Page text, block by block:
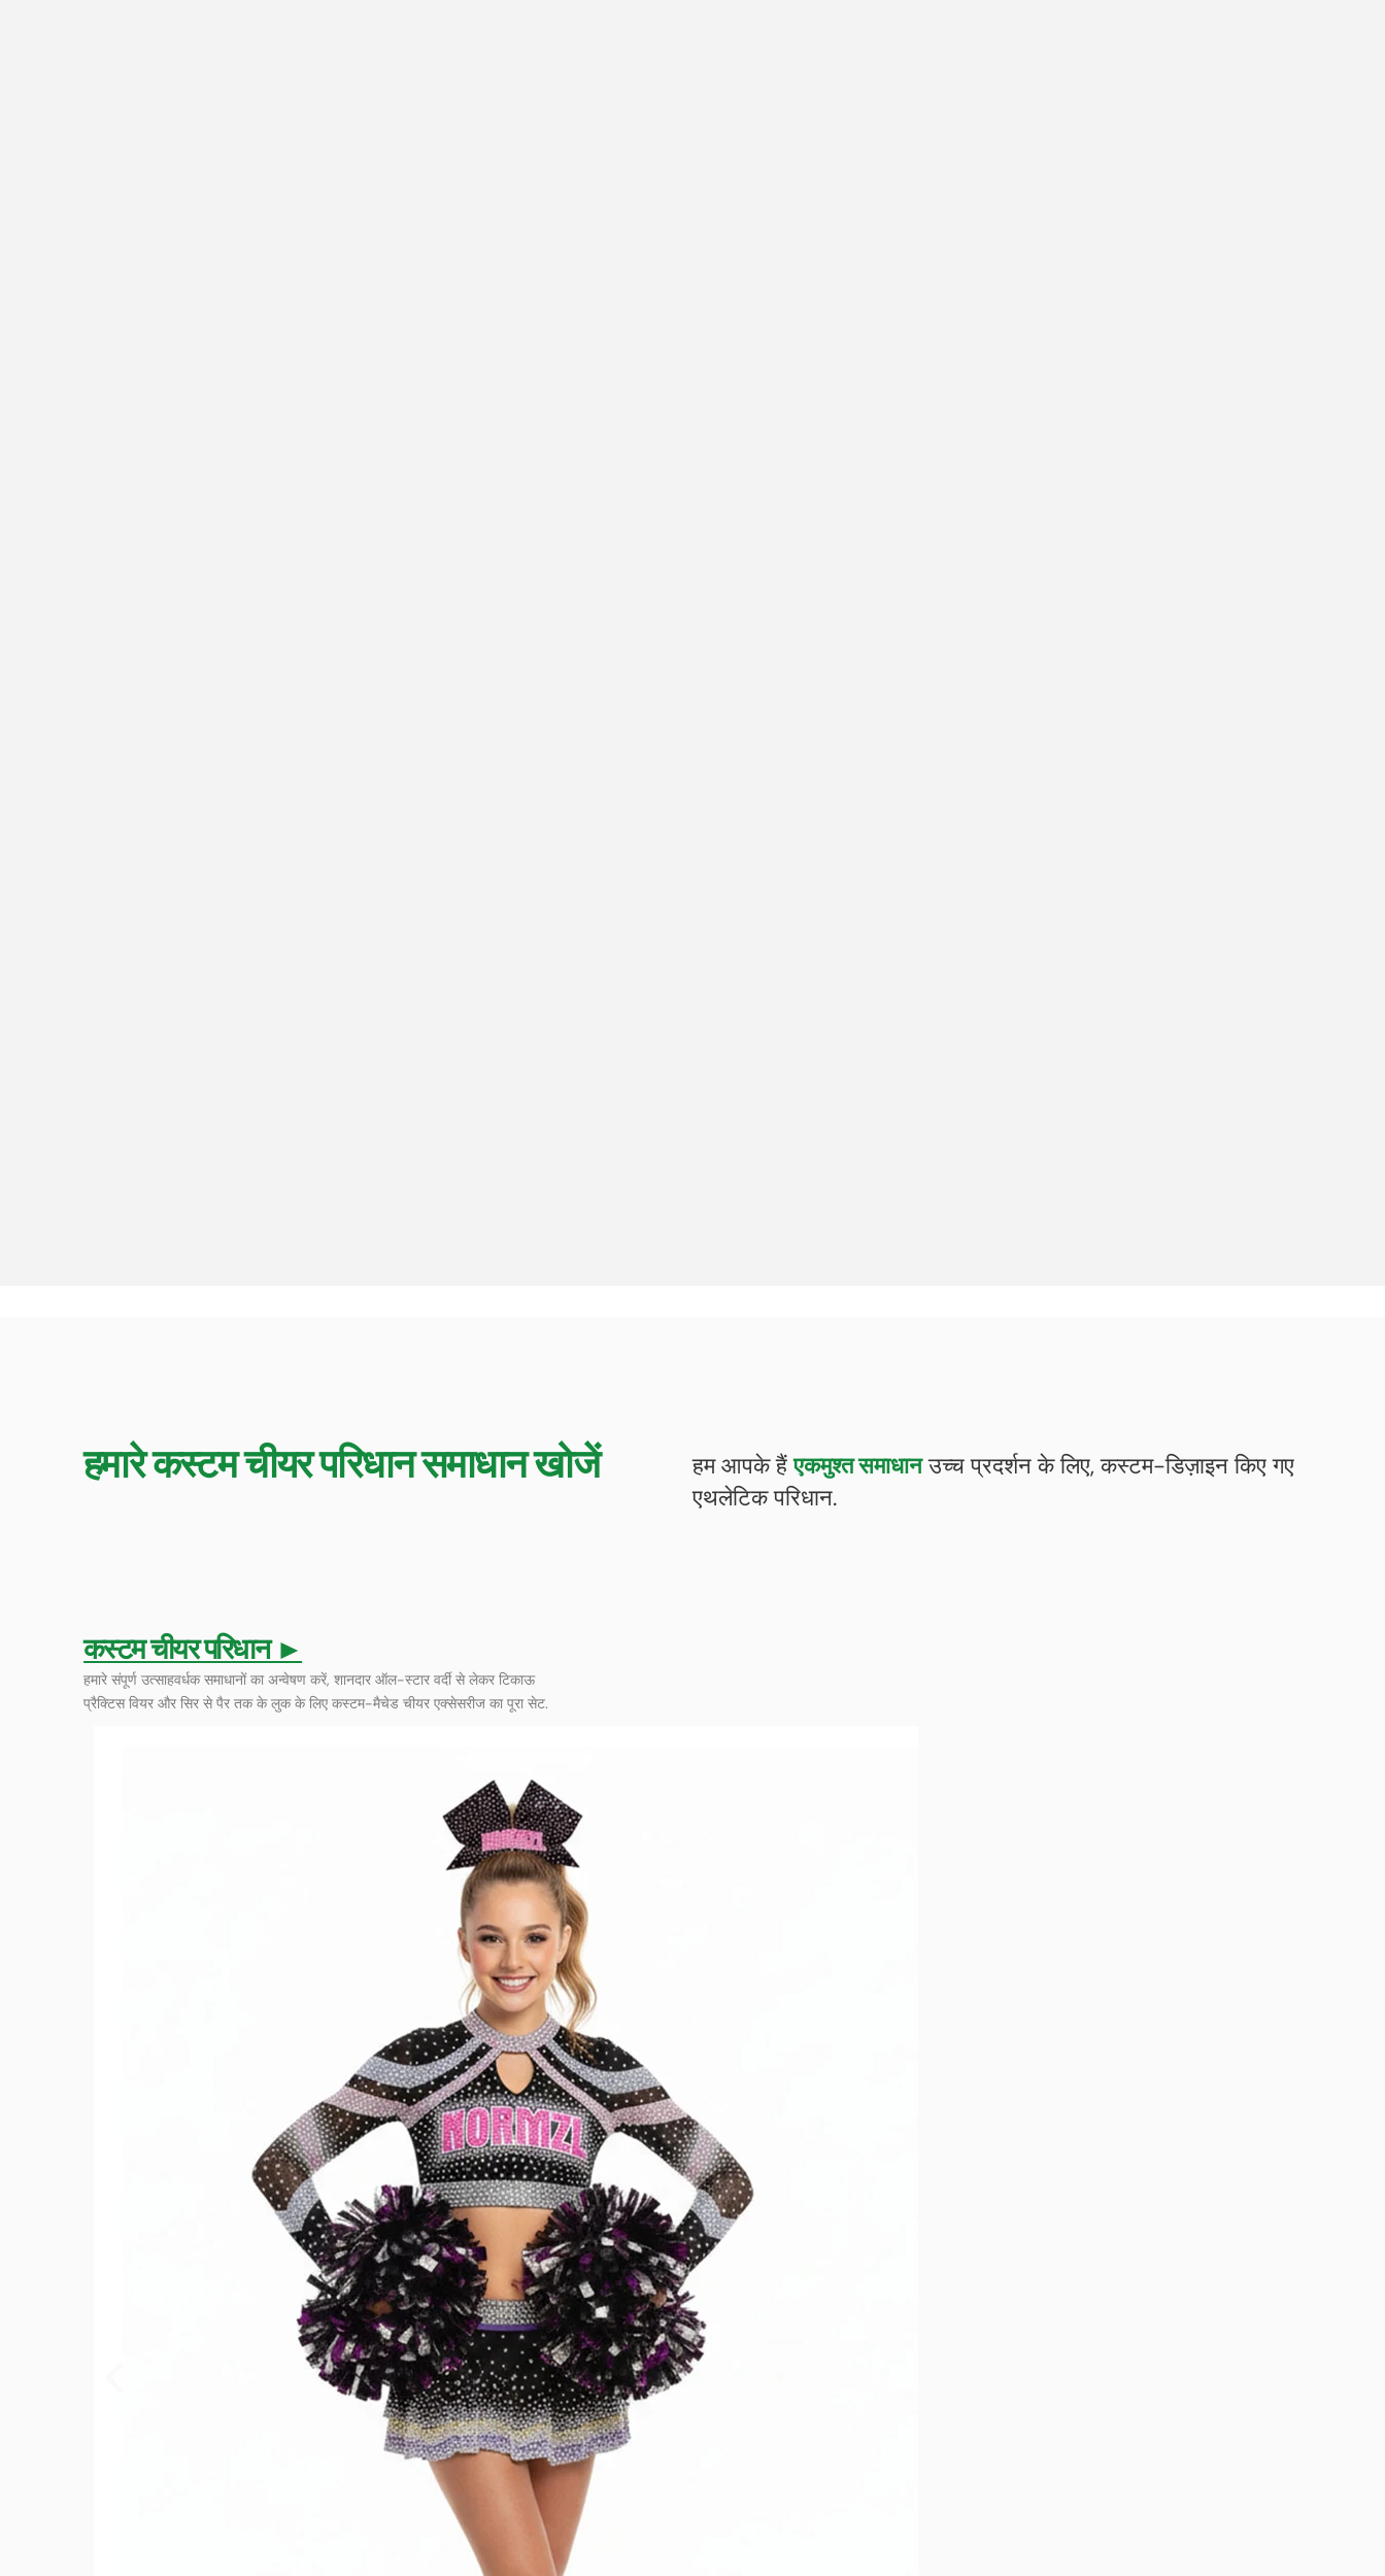
हमारे कस्टम चीयर परिधान समाधान खोजें हम आपके हैंएकमुश्त समाधान उच्च प्रदर्शन के लिए, कस्टम-डिज़ाइन किए गए
एथलेटिक परिधान.
कस्टम चीयर परिधान ►
हमारे संपूर्ण उत्साहवर्धक समाधानों का अन्वेषण करें, शानदार ऑल-स्टार वर्दी से लेकर टिकाऊ
प्रैक्टिस वियर और सिर से पैर तक के लुक के लिए कस्टम-मैचेड चीयर एक्सेसरीज का पूरा सेट.